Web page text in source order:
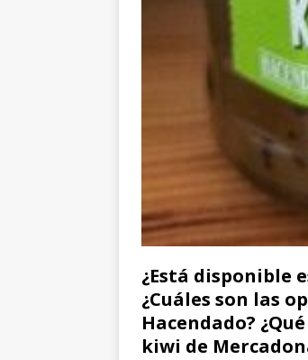
¿Está disponible
¿Cuáles son las
Hacendado?
kiwi de